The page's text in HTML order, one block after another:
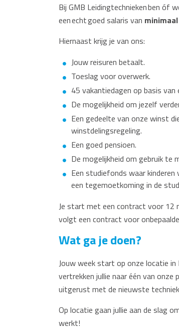
Bij GMB Leidingtechnieken ben óf
een echt goed salaris van
Hiernaast krijg je van ons:
Jouw reisuren betaalt.
Toeslag voor overwerk.
45 vakantiedagen op basis
De mogelijkheid om jezelf
Een gedeelte van onze winst
winstdelingsregeling.
Een goed pensioen.
De mogelijkheid om gebruik te
Een studiefonds waar
een tegemoetkoming in de
Je start met een contract voor 12
volgt een contract voor
Wat ga je doen?
Jouw week start op onze locatie in
vertrekken jullie naar één van
uitgerust met de nieuwste
Op locatie gaan jullie aan de slag
werkt!